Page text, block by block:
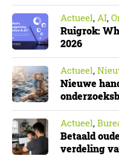
Actueel, AI,
Ruigrok:
2026
Actueel,
Nieuwe
Actueel,
Betaald
verdeling